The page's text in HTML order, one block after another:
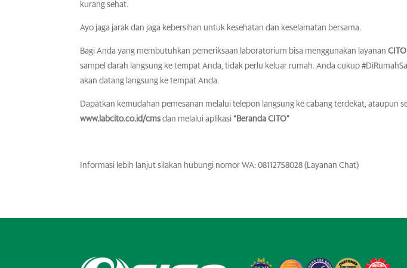
kurang sehat.
Ayo jaga jarak dan jaga kebersihan untuk kesehatan dan keselamatan bersama.
Bagi Anda yang membutuhkan pemeriksaan laboratorium bisa menggunakan layanan
sampel darah langsung ke tempat Anda, tidak perlu keluar rumah. Anda cukup
akan datang langsung ke tempat Anda.
Dapatkan kemudahan pemesanan melalui telepon langsung ke cabang terdekat, ataupun
www.labcito.co.id/cms dan melalui aplikasi“Beranda CITO”
Informasi lebih lanjut silakan hubungi nomor WA: 08112758028 (Layanan Chat)